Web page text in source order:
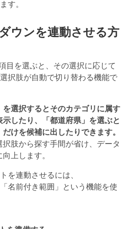
す。
ウンを連動させる方
目を選ぶと、その選択に応じて
択肢が自動で切り替わる機能で
を選択するとそのカテゴリに属す
したり、「都道府県」を選ぶと
けを候補に出したりできます。
肢から探す手間が省け、データ
上します。
を連動させるには、
名前付き範囲」という機能を使